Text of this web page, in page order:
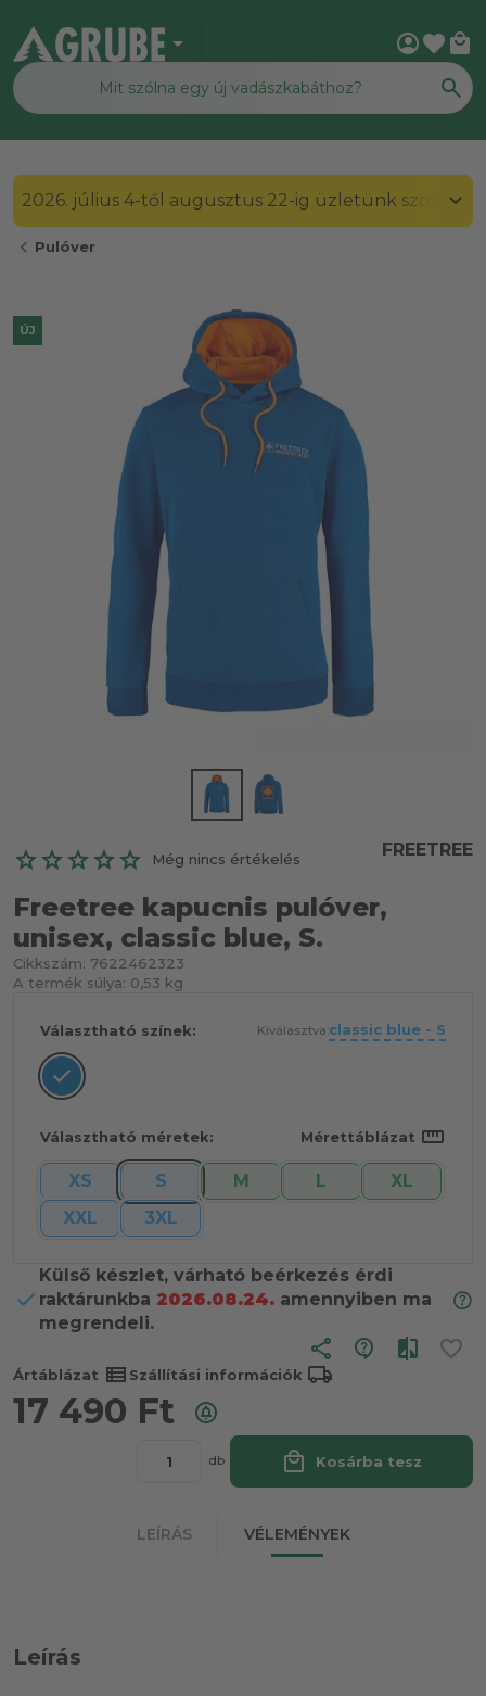
arrow_drop_down account_circlefavorite local_mall
2026. július 4-től augusztus 22-ig üzletünk
chevron_left Pulóver
ÚJ
Még nincs értékelés FREETREE
Freetree kapucnis pulóver,
unisex, classic blue, S.
Cikkszám: 7622462323
A termék súlya: 0,53 kg
Választható színek: Kiválasztva:classic blue - S
Választható méretek: Mérettáblázat straighten
XS S M L
XL
XXL
3XL
Külső készlet, várható beérkezés érdi
raktárunkba 2026.08.24. amennyiben ma
megrendeli.
share
Ártáblázat view_list Szállítási információk local_shipping
17 490 Ft
db local_mall Kosárba tesz
LEÍRÁS VÉLEMÉNYEK
Leírás